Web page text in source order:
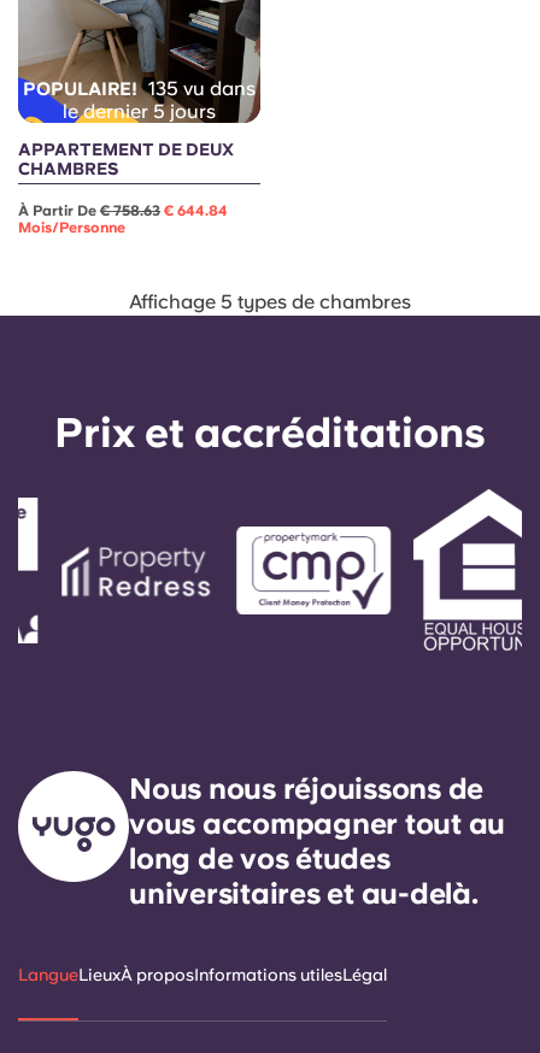
POPULAIRE! 135 vu dans
le dernier 5 jours
APPARTEMENT DE DEUX
CHAMBRES
À Partir De € 758.63 € 644.84
Mois/personne
Affichage 5 types de chambres
Prix ​​et accréditations
Nous nous réjouissons de
vous accompagner tout au
long de vos études
universitaires et au-delà.
LangueLieuxÀ proposInformations utilesLégal